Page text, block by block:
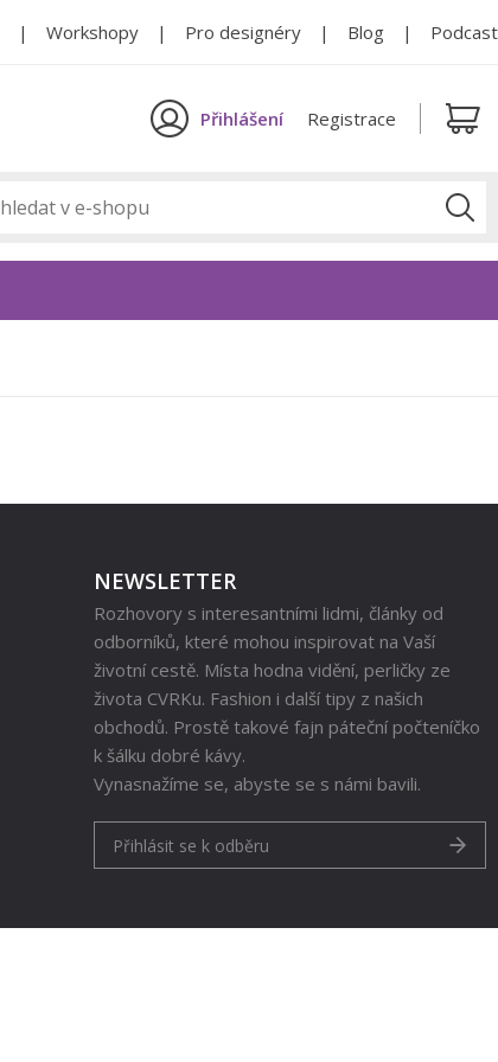
Workshopy Pro designéry Blog Podcast
Přihlášení Registrace
NEWSLETTER
Rozhovory s interesantními lidmi, články od
odborníků, které mohou inspirovat na Vaší
životní cestě. Místa hodna vidění, perličky ze
života CVRKu. Fashion i další tipy z našich
obchodů. Prostě takové fajn páteční počteníčko
k šálku dobré kávy.
Vynasnažíme se, abyste se s námi bavili.
Přihlásit se k odběru